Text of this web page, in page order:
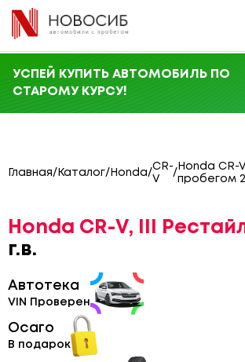
УСПЕЙ КУПИТЬ АВТОМОБИЛЬ ПО
СТАРОМУ КУРСУ!
Главная/ Каталог/ Honda/
CR-
V
/
Honda CR-
пробегом
Honda CR-V, III
г.в.
Автотека
VIN Проверен
Осаго
В подарок